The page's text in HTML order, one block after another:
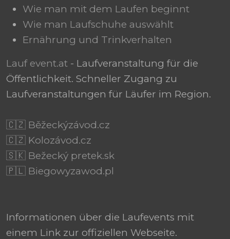
Wie man mit dem Laufen beginnt
Wie man Laufschuhe auswählt
Ernährung und Trinkverhalten
Lauf event.at - Laufveranstaltung für die
Öffentlichkeit. Schneller Zugang zu
Laufveranstaltungen für Läufer im Region.
🇨🇿 Běžeckýzávod.cz
🇨🇿 Kolozávod.cz
🇸🇰 Bežecký pretek.sk
🇵🇱 Biegowyzawod.pl
Informationen über die Laufevents mit
einem Link zur offiziellen Webseite.